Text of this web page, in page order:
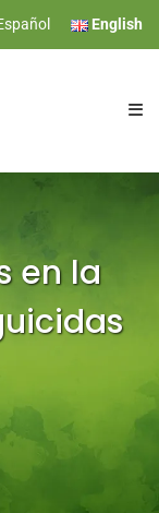
English
en la